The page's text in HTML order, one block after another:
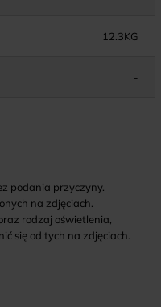
12.3KG
-
podania przyczyny.
na zdjęciach.
rodzaj oświetlenia,
się od tych na zdjęciach.